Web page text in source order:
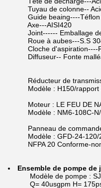
Tuyau de colonne--
Guide beaing----Téflon
Axe---AISI420
Joint------ Emballage de
Roue à aubes---S.S
Cloche d'aspiration----
Diffuseur-- Fonte
Réducteur de
Modèle : H150/rapport
Moteur : LE FEU DE
Modèle : NM6-108C-N/
Panneau de commande
Modèle : GFD-24-120/
NFPA 20 Conforme-
Ensemble de pompe de
Modèle de pompe :
Q= 40usgpm H= 175psi